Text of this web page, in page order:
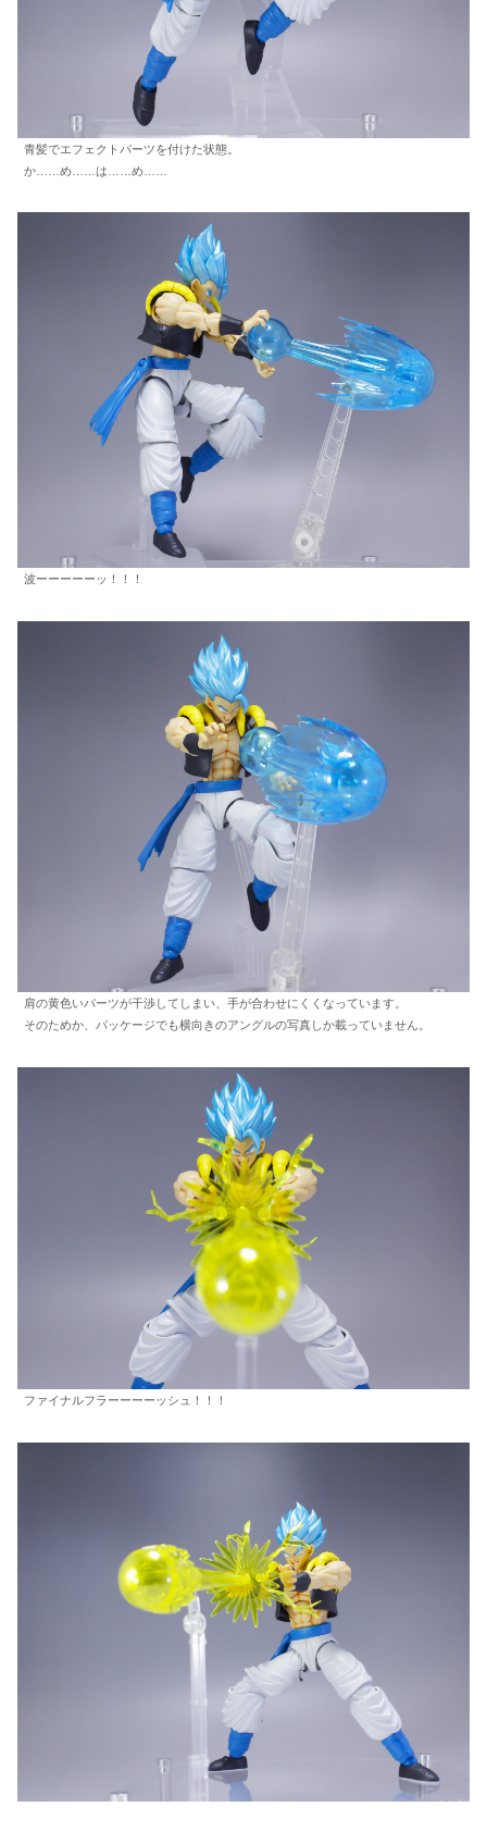
青髪でエフェクトパーツを付けた状態。
か……め……は……め……
波ーーーーーッ！！！
肩の黄色いパーツが干渉してしまい、手が合わせにくくなっています。
そのためか、パッケージでも横向きのアングルの写真しか載っていません。
ファイナルフラーーーーッシュ！！！